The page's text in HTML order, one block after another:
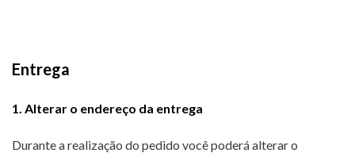
Entrega
1. Alterar o endereço da entrega
Durante a realização do pedido você poderá alterar o